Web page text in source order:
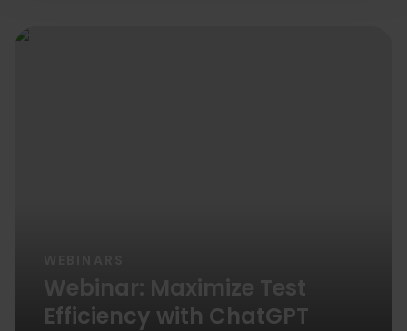
Webinar: Maximize Test
Efficiency with ChatGPT